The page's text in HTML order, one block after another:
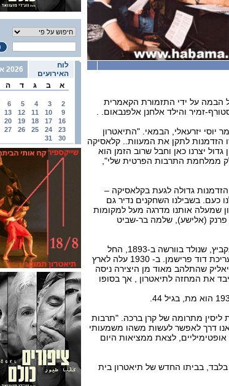
לוח
האירועים
2026 אוגוסט
א
ב ג ד ה
2
3
4
5
6
9
10
11
12
13
16
17
18
19
20
23
24
25
26
27
30
31
הבמה על ידי התזמורת הקאמרית
זמיר והילד אלחנן אלפנבאום. .
יוסי יזרעאלי, הבמאי. "התיאטרון
הזדמנות לתקן את המעוות.. קלאסיקה
יצרנו כאן וחבל שרוב הזמן הוא
ממלחמת התרבות הפרטית שלי",
גדולה לגעת בקלאסיקה –
כעם. בשבילנו השחקנים נדיר גם
שמעלה אותנו מדרגה מעל למקומות
(אלישע), שלמה בר-שביט
מתתיהו שוהם הוא שמו הספרותי של מתתיהו משה פוליאקביץ, שנולד בוורשה ב-1893, החל
לכתוב בגיל 18, ושיריו התפרסמו בכתב העת "התקופה" בעריכת דוד פרישמן. ב- 1930 עלה לארץ
שהתלהב מאוד מן היצירה ניסה
את המחזה לתיאטרון , אך בסופו
ליסין מתרומה של קרן ברכה. "תרבות
דרך לאפשר לעשות משהו משמעותי
לצאת ממציאות היום
תעלה החל מה- 29 בנובמבר, ל- 15 הצגות בלבד, בביתו החדש של תיאטרון בית